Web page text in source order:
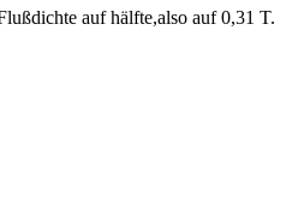
auf hälfte,also auf 0,31 T.